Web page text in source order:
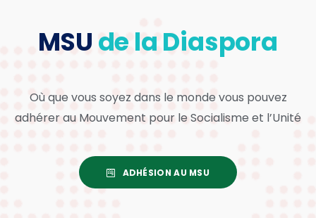
MSU de la Diaspora
Où que vous soyez dans le monde vous pouvez
adhérer au Mouvement pour le Socialisme et l’Unité
ADHÉSION AU MSU